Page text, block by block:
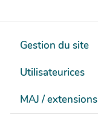
Gestion du site
Utilisateurices
MAJ / extensions